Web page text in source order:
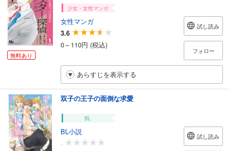
無料あり
少女・女性マンガ
女性マンガ
3.6
0～110円 (税込)
試し読み
フォロー
あらすじを表示する
双子の王子の面倒な求愛
BL
BL小説
-
試し読み